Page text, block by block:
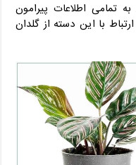
تمامی اطلاعات پیرامون
با این دسته از گلدان